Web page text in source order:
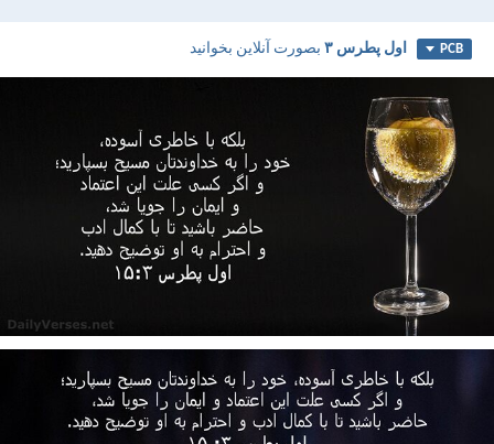
PCB اول پطرس ۳ بصورت آنلاین بخوانید